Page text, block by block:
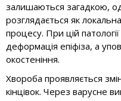
залишаються загадкою,
розглядається як
процесу. При цій
деформація епіфіза, а
окостеніння.
Хвороба проявляється
кінцівок. Через варусне